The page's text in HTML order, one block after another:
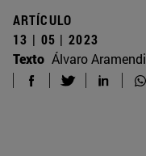
ARTÍCULO
13 | 05 | 2023
Texto Álvaro Aramendi